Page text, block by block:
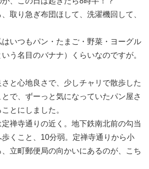
取り急ぎ布団ほして、洗濯機回して、
いつもパン・たまご・野菜・ヨーグル
いう名目のバナナ）くらいなのですが。
と心地良さで、少しチャリで散歩した
で、ずーっと気になっていたパン屋さ
とにしました。
禅寺通りの近く。地下鉄南北前の勾当
くこと、10分弱。定禅寺通りから小
立町郵便局の向かいにあるのが、こち